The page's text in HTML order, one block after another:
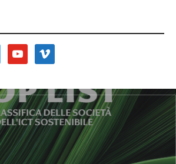
youtube vimeo